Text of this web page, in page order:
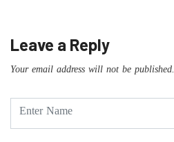
Leave a Reply
Your email address will not be published.